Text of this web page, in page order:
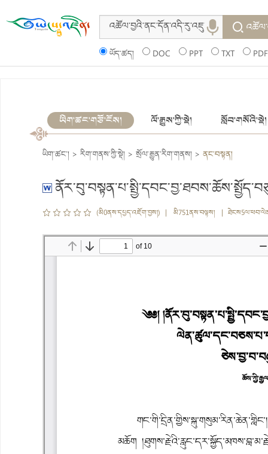
ཡོད་ཚད། DOC PPT TXT PDF
ཡིག་ཚང་གཙོ་ངོས། ལོ་རྒྱུས་ཀྱི་སྡེ། སློབ་གསོའི་སྡེ།
ཡིག་ཚང་། > རིག་གནས་ཀྱི་སྡེ། > སྲོལ་རྒྱུན་རིག་གནས། > ནང་བསྟན།
(མི0ནས་དཔྱད་འཇོག་བྱས།) | མི751ནས་བལྟས། |